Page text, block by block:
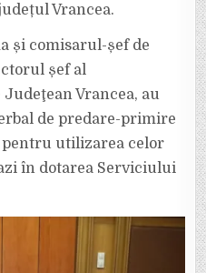
Vrancea.
și comisarul-șef de
șef al
Vrancea, au
de predare-primire
utilizarea celor
în dotarea Serviciului